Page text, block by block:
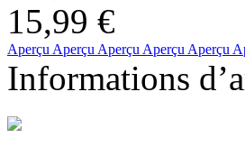
15,99 €
Aperçu Aperçu Aperçu Aperçu Aperçu
Informations